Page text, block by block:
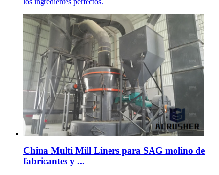
los ingredientes perfectos.
China Multi Mill Liners para SAG molino de
fabricantes y ...